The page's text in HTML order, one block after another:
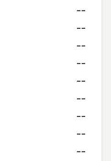
--
--
--
--
--
--
--
--
--